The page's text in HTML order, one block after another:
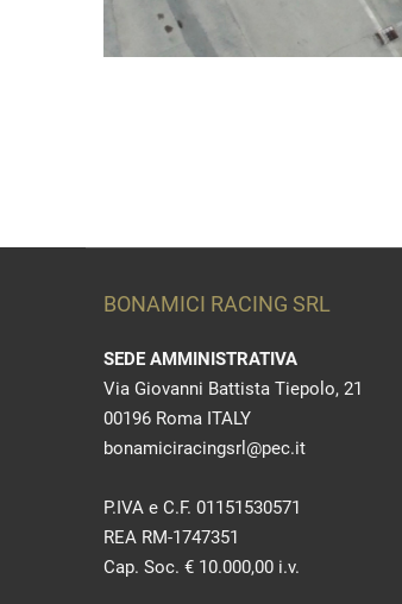
BONAMICI RACING SRL
SEDE AMMINISTRATIVA
Via Giovanni Battista Tiepolo, 21
00196 Roma ITALY
bonamiciracingsrl@pec.it
P.IVA e C.F. 01151530571
REA RM-1747351
Cap. Soc. € 10.000,00 i.v.